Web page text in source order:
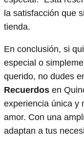
la satisfacción que
tienda.
En conclusión, si
especial o
querido, no dudes
Recuerdos en
experiencia única y
amor. Con una
adaptan a tus